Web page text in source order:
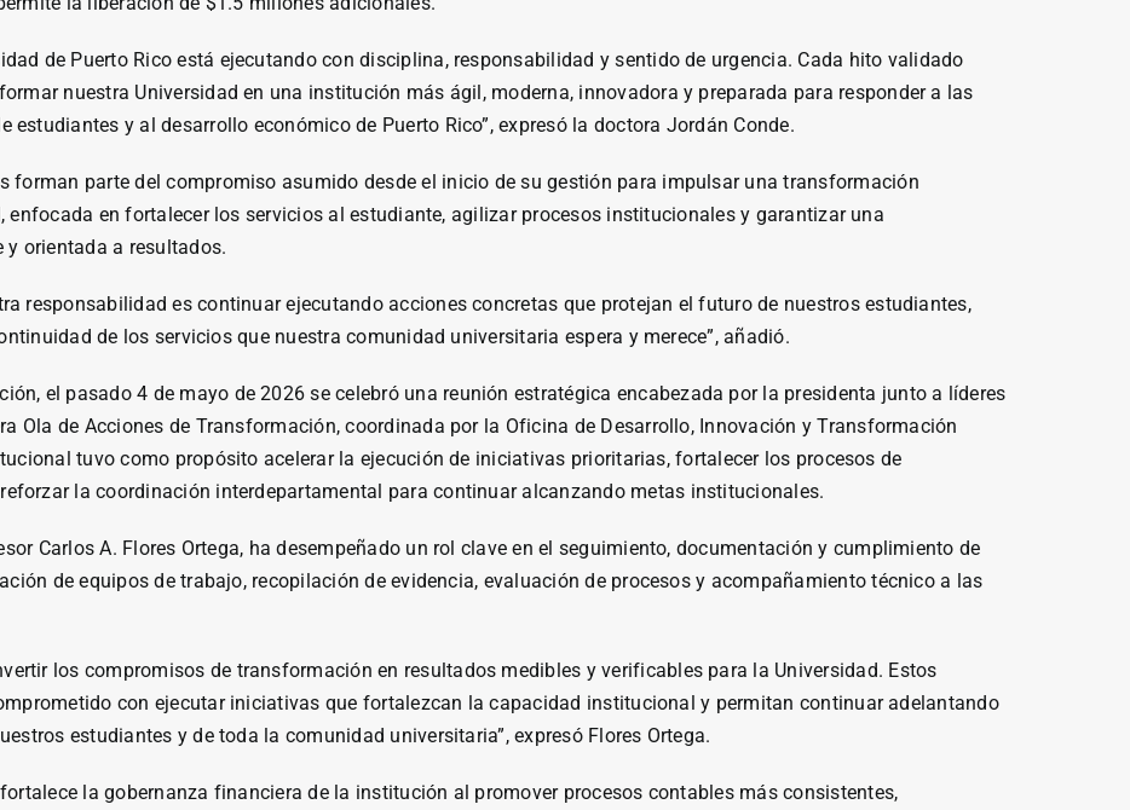
de Puerto Rico está ejecutando con disciplina, responsabilidad y sentido de urgencia. Cada hito validado
nuestra Universidad en una institución más ágil, moderna, innovadora y preparada para responder a las
estudiantes y al desarrollo económico de Puerto Rico”, expresó la doctora Jordán Conde.
forman parte del compromiso asumido desde el inicio de su gestión para impulsar una transformación
enfocada en fortalecer los servicios al estudiante, agilizar procesos institucionales y garantizar una
orientada a resultados.
responsabilidad es continuar ejecutando acciones concretas que protejan el futuro de nuestros estudiantes,
de los servicios que nuestra comunidad universitaria espera y merece”, añadió.
el pasado 4 de mayo de 2026 se celebró una reunión estratégica encabezada por la presidenta junto a líderes
Ola de Acciones de Transformación, coordinada por la Oficina de Desarrollo, Innovación y Transformación
tuvo como propósito acelerar la ejecución de iniciativas prioritarias, fortalecer los procesos de
la coordinación interdepartamental para continuar alcanzando metas institucionales.
Carlos A. Flores Ortega, ha desempeñado un rol clave en el seguimiento, documentación y cumplimiento de
de equipos de trabajo, recopilación de evidencia, evaluación de procesos y acompañamiento técnico a las
los compromisos de transformación en resultados medibles y verificables para la Universidad. Estos
con ejecutar iniciativas que fortalezcan la capacidad institucional y permitan continuar adelantando
estudiantes y de toda la comunidad universitaria”, expresó Flores Ortega.
la gobernanza financiera de la institución al promover procesos contables más consistentes,